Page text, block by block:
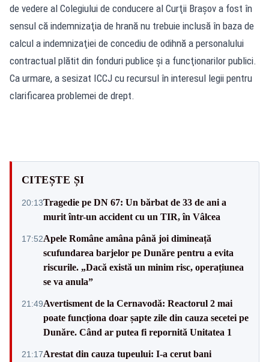
de vedere al Colegiului de conducere al Curţii Braşov a fost în
sensul că indemnizaţia de hrană nu trebuie inclusă în baza de
calcul a indemnizaţiei de concediu de odihnă a personalului
contractual plătit din fonduri publice şi a funcţionarilor publici.
Ca urmare, a sesizat ICCJ cu recursul în interesul legii pentru
clarificarea problemei de drept.
CITEȘTE ȘI
20:13Tragedie pe DN 67: Un bărbat de 33 de ani a
murit într-un accident cu un TIR, în Vâlcea
17:52Apele Române amâna până joi dimineață
scufundarea barjelor pe Dunăre pentru a evita
riscurile. „Dacă există un minim risc, operațiunea
se va anula”
21:49Avertisment de la Cernavodă: Reactorul 2 mai
poate funcționa doar șapte zile din cauza secetei pe
Dunăre. Când ar putea fi repornită Unitatea 1
21:17Arestat din cauza tupeului: I-a cerut bani